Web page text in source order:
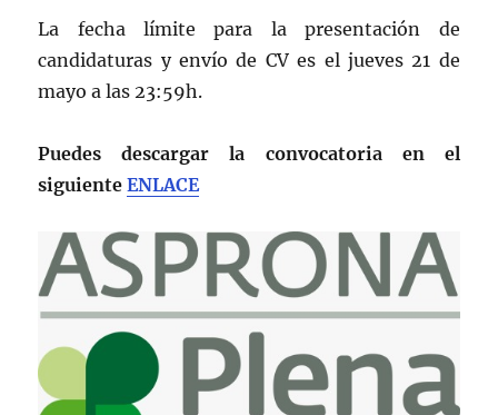
La fecha límite para la presentación de
candidaturas y envío de CV es el jueves 21 de
mayo a las 23:59h.
Puedes descargar la convocatoria en el
siguienteENLACE